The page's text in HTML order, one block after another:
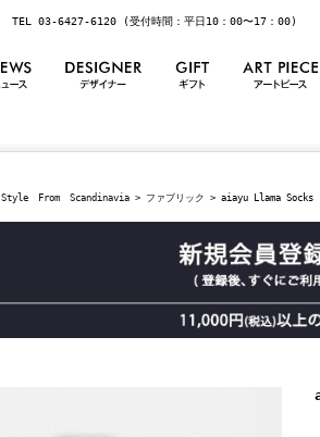
TEL 03-6427-6120 (受付時間：平日10：00〜17：00)
Style From Scandinavia > ファブリック > aiayu Llama Socks